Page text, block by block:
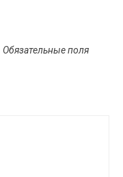
Обязательные поля